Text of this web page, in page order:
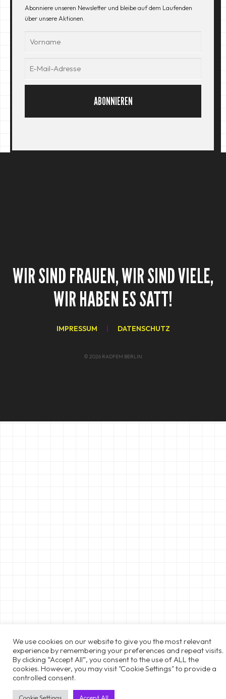
Abonniere unseren Newsletter und bleibe auf dem Laufenden
über unsere Aktionen.
ABONNIEREN
WIR SIND FRAUEN, WIR SIND VIELE,
WIR HABEN ES SATT!
IMPRESSUM | DATENSCHUTZ
© 2026 RADFEM BERLIN
We use cookies on our website to give you the most relevant
experience by remembering your preferences and repeat visits.
By clicking “Accept All”, you consent to the use of ALL the
cookies. However, you may visit "Cookie Settings" to provide a
controlled consent.